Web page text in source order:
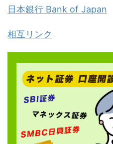
日本銀行 Bank of Japan
相互リンク